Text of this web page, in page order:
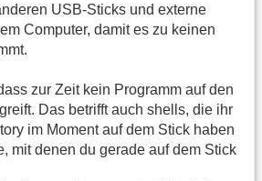
USB-Sticks und externe
Computer, damit es zu keinen
zur Zeit kein Programm auf den
Das betrifft auch shells, die ihr
im Moment auf dem Stick haben
mit denen du gerade auf dem Stick